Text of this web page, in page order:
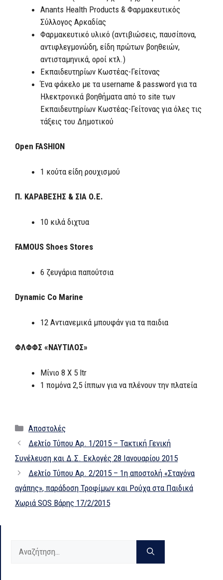
Anants Health Products & Φαρμακευτικός
Σύλλογος Αρκαδίας
Φαρμακευτικό υλικό (αντιβιώσεις, παυσίπονα,
αντιφλεγμονώδη, είδη πρώτων βοηθειών,
αντισταμηνικά, οροί κτλ.)
Εκπαιδευτηρίων Κωστέας-Γείτονας
Ένα φάκελο με τα username & password για τα
Ηλεκτρονικά βοηθήματα από το site των
Εκπαιδευτηρίων Κωστέας-Γείτονας για όλες τις
τάξεις του Δημοτικού
Open FASHION
1 κούτα είδη ρουχισμού
Π. ΚΑΡΑΒΕΣΗΣ & ΣΙΑ Ο.Ε.
10 κιλά διχτυα
FAMOUS Shoes Stores
6 ζευγάρια παπούτσια
Dynamic Co Marine
12 Αντιανεμικά μπουφάν για τα παιδια
ΦΛΦΦΣ «ΝΑΥΤΙΛΟΣ»
Μίνιο 8 Χ 5 ltr
1 πομόνα 2,5 ίππων για να πλένουν την πλατεία
Κατηγορίες
Αποστολές
Δελτίο Τύπου Αρ. 1/2015 – Τακτική Γενική
Συνέλευση και Δ.Σ. Εκλογές 28 Ιανουαρίου 2015
Δελτίο Τύπου Αρ. 2/2015 – 1η αποστολή «Σταγόνα
αγάπης», παράδοση Τροφίμων και Ρούχα στα Παιδικά
Χωριά SOS Βάρης 17/2/2015
Αναζήτηση